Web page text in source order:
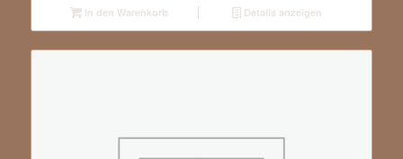
In den Warenkorb Details anzeigen